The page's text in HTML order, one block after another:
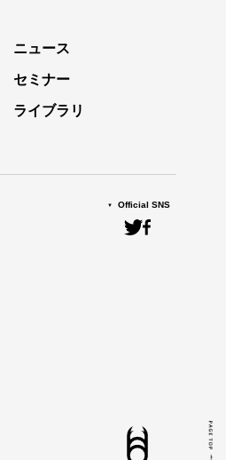
ニュース
セミナー
ライブラリ
Official SNS